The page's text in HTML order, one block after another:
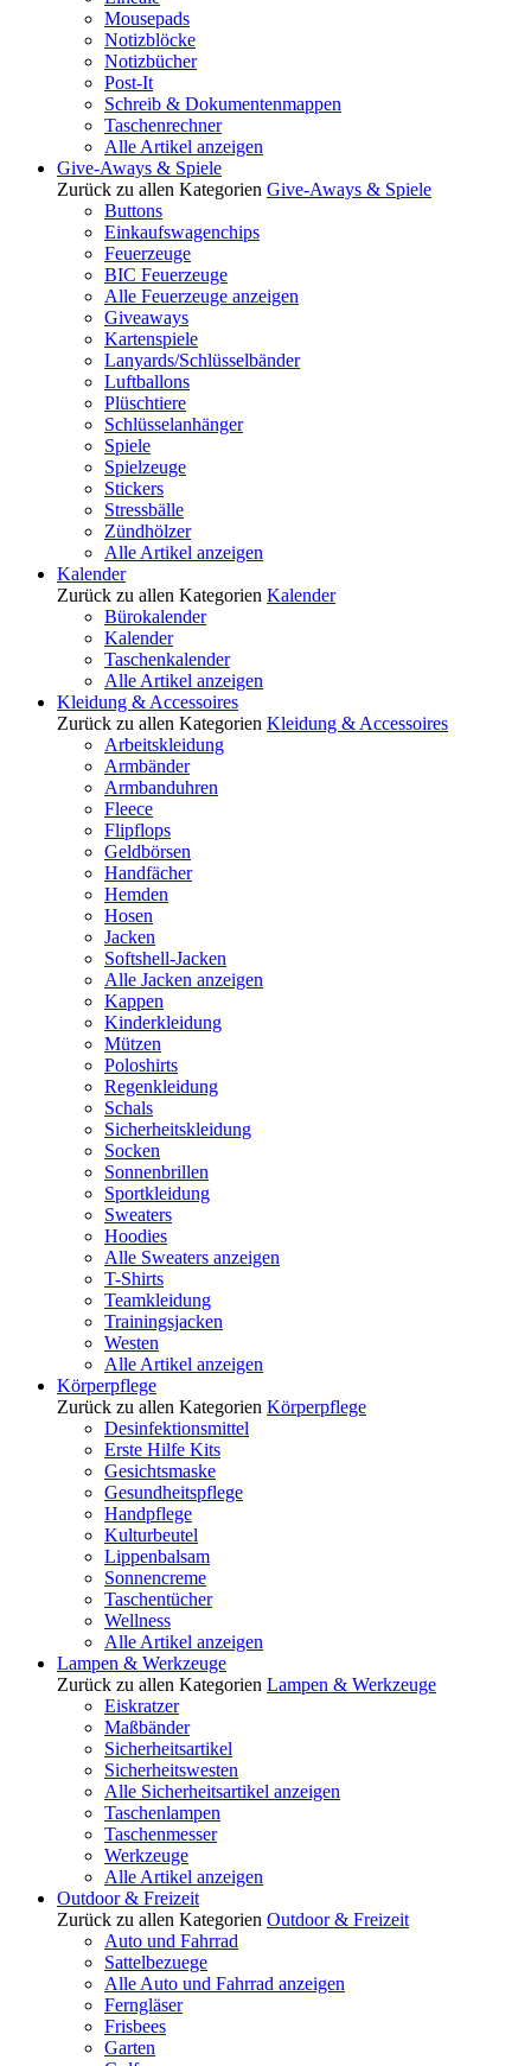
Mousepads
Notizblöcke
Notizbücher
Post-It
Schreib & Dokumentenmappen
Taschenrechner
Alle Artikel anzeigen
Give-Aways & Spiele
Zurück zu allen Kategorien Give-Aways & Spiele
Buttons
Einkaufswagenchips
Feuerzeuge
BIC Feuerzeuge
Alle Feuerzeuge anzeigen
Giveaways
Kartenspiele
Lanyards/Schlüsselbänder
Luftballons
Plüschtiere
Schlüsselanhänger
Spiele
Spielzeuge
Stickers
Stressbälle
Zündhölzer
Alle Artikel anzeigen
Kalender
Zurück zu allen Kategorien Kalender
Bürokalender
Kalender
Taschenkalender
Alle Artikel anzeigen
Kleidung & Accessoires
Zurück zu allen Kategorien Kleidung & Accessoires
Arbeitskleidung
Armbänder
Armbanduhren
Fleece
Flipflops
Geldbörsen
Handfächer
Hemden
Hosen
Jacken
Softshell-Jacken
Alle Jacken anzeigen
Kappen
Kinderkleidung
Mützen
Poloshirts
Regenkleidung
Schals
Sicherheitskleidung
Socken
Sonnenbrillen
Sportkleidung
Sweaters
Hoodies
Alle Sweaters anzeigen
T-Shirts
Teamkleidung
Trainingsjacken
Westen
Alle Artikel anzeigen
Körperpflege
Zurück zu allen Kategorien Körperpflege
Desinfektionsmittel
Erste Hilfe Kits
Gesichtsmaske
Gesundheitspflege
Handpflege
Kulturbeutel
Lippenbalsam
Sonnencreme
Taschentücher
Wellness
Alle Artikel anzeigen
Lampen & Werkzeuge
Zurück zu allen Kategorien Lampen & Werkzeuge
Eiskratzer
Maßbänder
Sicherheitsartikel
Sicherheitswesten
Alle Sicherheitsartikel anzeigen
Taschenlampen
Taschenmesser
Werkzeuge
Alle Artikel anzeigen
Outdoor & Freizeit
Zurück zu allen Kategorien Outdoor & Freizeit
Auto und Fahrrad
Sattelbezuege
Alle Auto und Fahrrad anzeigen
Ferngläser
Frisbees
Garten